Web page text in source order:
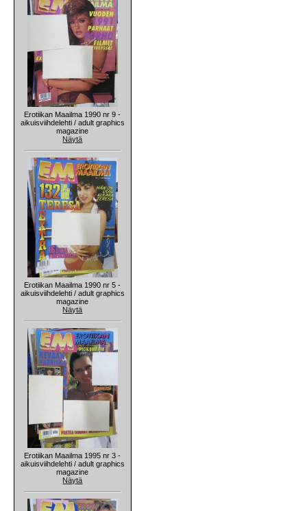
Erotiikan Maailma 1990 nr 9 -
aikuisviihdelehti / adult graphics
magazine
Näytä
Erotiikan Maailma 1990 nr 5 -
aikuisviihdelehti / adult graphics
magazine
Näytä
Erotiikan Maailma 1995 nr 3 -
aikuisviihdelehti / adult graphics
magazine
Näytä